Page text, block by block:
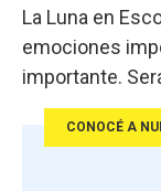
La Luna en
emociones
importante.
CONOCÉ A